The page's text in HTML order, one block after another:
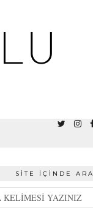
SITE İÇINDE ARA